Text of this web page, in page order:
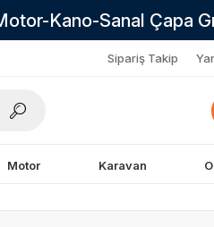
Kano-Sanal Çapa
Sipariş Takip
Motor Karavan